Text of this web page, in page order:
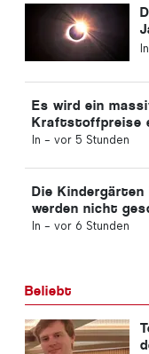
Es wird ein
Kraftstoffpreise
In - vor 5 Stunden
Die
werden nicht
In - vor 6 Stunden
Beliebt